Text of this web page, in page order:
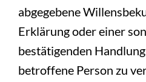
abgegebene
Erklärung oder einer
bestätigenden
betroffene Person zu